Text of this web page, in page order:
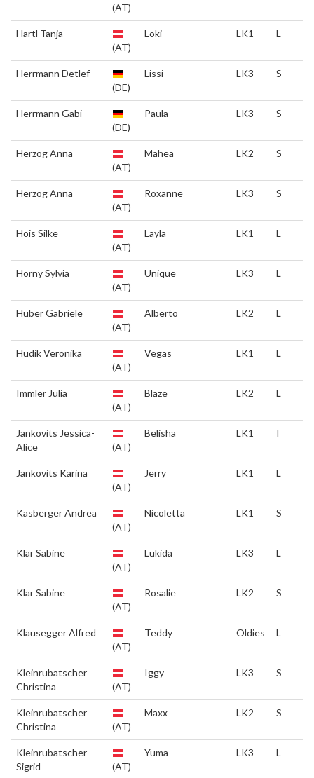
(AT)
Hartl Tanja
(AT)
Loki LK1 L
Herrmann Detlef
(DE)
Lissi LK3 S
Herrmann Gabi
(DE)
Paula LK3 S
Herzog Anna
(AT)
Mahea LK2 S
Herzog Anna
(AT)
Roxanne LK3 S
Hois Silke
(AT)
Layla LK1 L
Horny Sylvia
(AT)
Unique LK3 L
Huber Gabriele
(AT)
Alberto LK2 L
Hudik Veronika
(AT)
Vegas LK1 L
Immler Julia
(AT)
Blaze LK2 L
Jankovits Jessica-
Alice
(AT)
Belisha LK1 I
Jankovits Karina
(AT)
Jerry LK1 L
Kasberger Andrea
(AT)
Nicoletta LK1 S
Klar Sabine
(AT)
Lukida LK3 L
Klar Sabine
(AT)
Rosalie LK2 S
Klausegger Alfred
(AT)
Teddy Oldies L
Kleinrubatscher
Christina
(AT)
Iggy LK3 S
Kleinrubatscher
Christina
(AT)
Maxx LK2 S
Kleinrubatscher
Sigrid
(AT)
Yuma LK3 L